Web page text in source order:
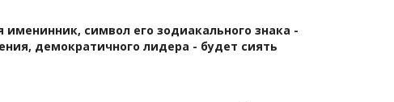
символ его зодиакального знака -
демократичного лидера - будет сиять